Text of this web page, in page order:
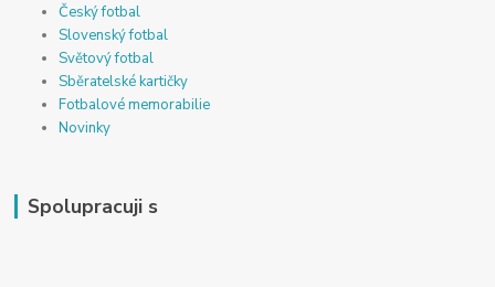
Český fotbal
Slovenský fotbal
Světový fotbal
Sběratelské kartičky
Fotbalové memorabilie
Novinky
Spolupracuji s